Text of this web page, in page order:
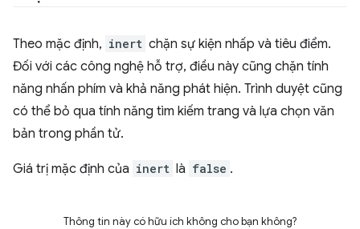
Theo mặc định, inert chặn sự kiện nhấp và tiêu điểm.
Đối với các công nghệ hỗ trợ, điều này cũng chặn tính
năng nhấn phím và khả năng phát hiện. Trình duyệt cũng
có thể bỏ qua tính năng tìm kiếm trang và lựa chọn văn
bản trong phần tử.
Giá trị mặc định của inert là false .
Thông tin này có hữu ích không cho bạn không?